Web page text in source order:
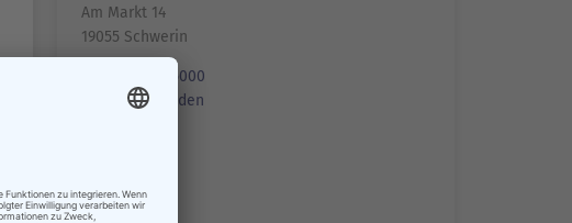
Am Markt 14
19055 Schwerin
0385 545-5000
E-Mail senden